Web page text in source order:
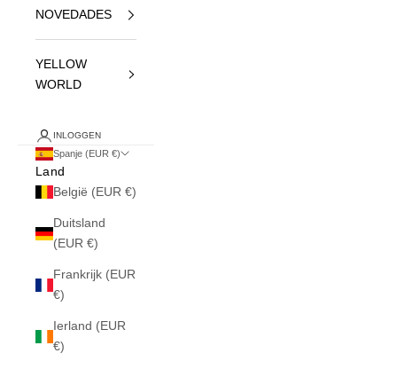
NOVEDADES
YELLOW
WORLD
INLOGGEN
Spanje (EUR €)
Land
België (EUR €)
Duitsland
(EUR €)
Frankrijk (EUR
€)
Ierland (EUR
€)